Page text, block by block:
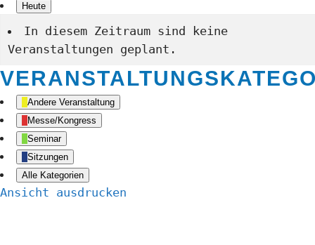
Heute
In diesem Zeitraum sind keine
Veranstaltungen geplant.
Andere Veranstaltung
Messe/Kongress
Seminar
Sitzungen
Alle Kategorien
Ansicht ausdrucken